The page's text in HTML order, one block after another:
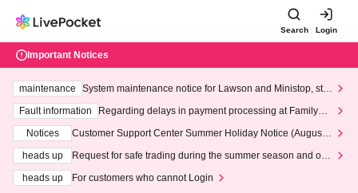
Search Login
Important Notices
maintenance
System maintenance notice for Lawson and Ministop, star
ting at 3:00 AM on Wednesday (Wed)
Fault information
Regarding delays in payment processing at FamilyMa
Notices
Customer Support Center Summer Holiday Notice (August 1
heads up
Request for safe trading during the summer season and our
heads up
For customers who cannot Login